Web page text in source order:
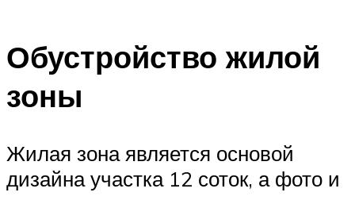
Обустройство жилой
зоны
Жилая зона является основой
дизайна участка 12 соток, а фото и